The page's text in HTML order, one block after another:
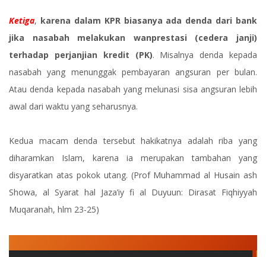
Ketiga, karena dalam KPR biasanya ada denda dari bank
jika nasabah melakukan wanprestasi (cedera janji)
terhadap perjanjian kredit (PK). Misalnya denda kepada
nasabah yang menunggak pembayaran angsuran per bulan.
Atau denda kepada nasabah yang melunasi sisa angsuran lebih
awal dari waktu yang seharusnya.
Kedua macam denda tersebut hakikatnya adalah riba yang
diharamkan Islam, karena ia merupakan tambahan yang
disyaratkan atas pokok utang. (Prof Muhammad al Husain ash
Showa, al Syarat hal Jaza’iy fi al Duyuun: Dirasat Fiqhiyyah
Muqaranah, hlm 23-25)